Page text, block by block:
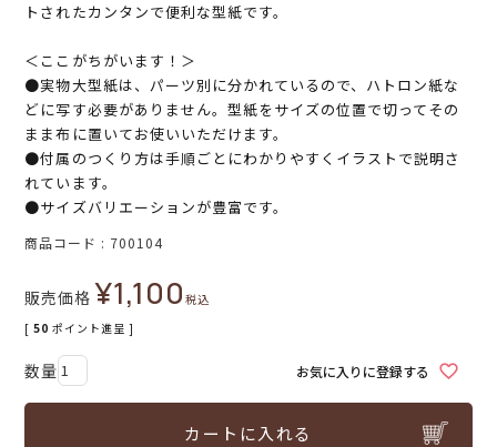
トされたカンタンで便利な型紙です。
＜ここがちがいます！＞
●実物大型紙は、パーツ別に分かれているので、ハトロン紙な
どに写す必要がありません。型紙をサイズの位置で切ってその
まま布に置いてお使いいただけます。
●付属のつくり方は手順ごとにわかりやすくイラストで説明さ
れています。
●サイズバリエーションが豊富です。
商品コード 700104
販売価格 ¥1,100税込
[ 50 ポイント進呈 ]
お気に入りに登録する
カートに入れる